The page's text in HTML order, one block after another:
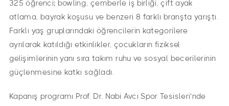
325 öğrenci; bowling, çemberle iş birliği, çift ayak
atlama, bayrak koşusu ve benzeri 8 farklı branşta yarıştı.
Farklı yaş gruplarındaki öğrencilerin kategorilere
ayrılarak katıldığı etkinlikler, çocukların fiziksel
gelişimlerinin yanı sıra takım ruhu ve sosyal becerilerinin
güçlenmesine katkı sağladı.
Kapanış programı Prof. Dr. Nabi Avcı Spor Tesisleri’nde